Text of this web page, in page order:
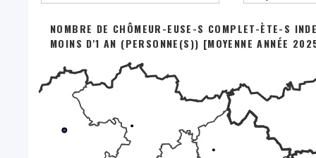
NOMBRE DE CHÔMEUR-EUSE-S COMPLET-ÈTE-S
MOINS D'1 AN (PERSONNE(S)) [MOYENNE ANNÉE